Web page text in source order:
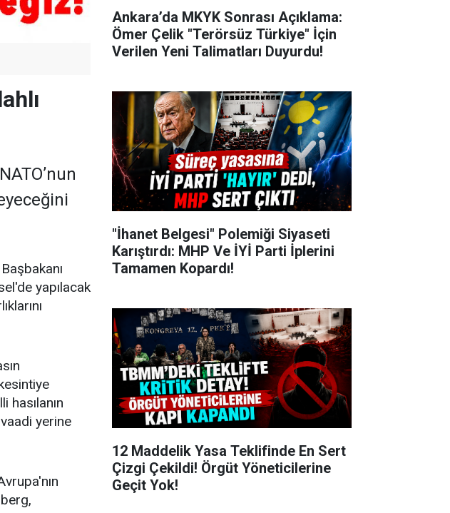
yapılacak
hasılanın
yerine
Ankara’da MKYK Sonrası Açıklama:
Ömer Çelik "Terörsüz Türkiye" İçin
Verilen Yeni Talimatları Duyurdu!
"İhanet Belgesi" Polemiği Siyaseti
Karıştırdı: MHP Ve İYİ Parti İplerini
Tamamen Kopardı!
12 Maddelik Yasa Teklifinde En Sert
Çizgi Çekildi! Örgüt Yöneticilerine
Geçit Yok!